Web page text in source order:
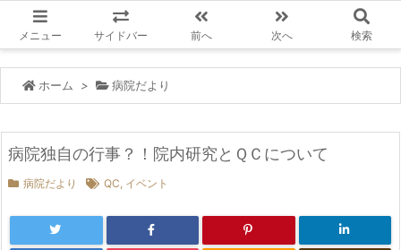
メニュー サイドバー 前へ 次へ 検索
ホーム > 病院だより
病院独自の行事？！院内研究とＱＣについて
病院だより QC, イベント